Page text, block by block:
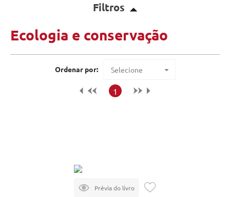
Filtros
Ecologia e conservação (1)
Appris
Veja todas as opções
Ecologia e conservação
Ordenar por: Selecione
Maior preço
1